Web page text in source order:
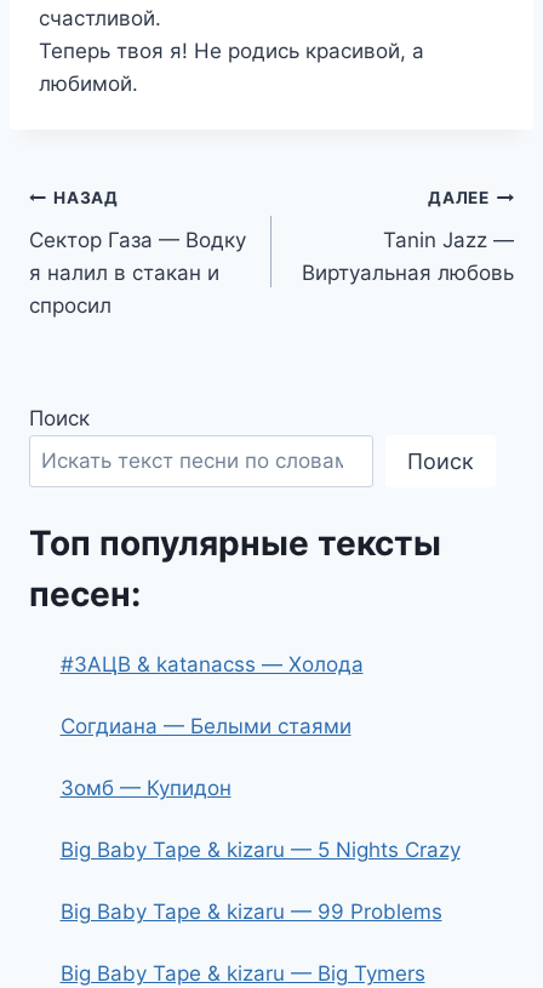
счастливой.
Теперь твоя я! Не родись красивой, а
любимой.
Навигация
по
записям
НАЗАД
Сектор Газа — Водку
я налил в стакан и
спросил
ДАЛЕЕ
Tanin Jazz —
Виртуальная любовь
Поиск
Поиск
Топ популярные тексты
песен:
#ЗАЦВ & katanacss — Холода
Согдиана — Белыми стаями
Зомб — Купидон
Big Baby Tape & kizaru — 5 Nights Crazy
Big Baby Tape & kizaru — 99 Problems
Big Baby Tape & kizaru — Big Tymers